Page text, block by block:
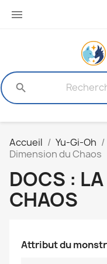

search
Accueil Yu-Gi-Oh
Dimension du Chaos
DOCS :
CHAOS
Attribut du